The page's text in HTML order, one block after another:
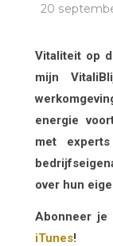
20
Vitaliteit op
mijn
energie
met
over hun
Abonneer
iTunes!